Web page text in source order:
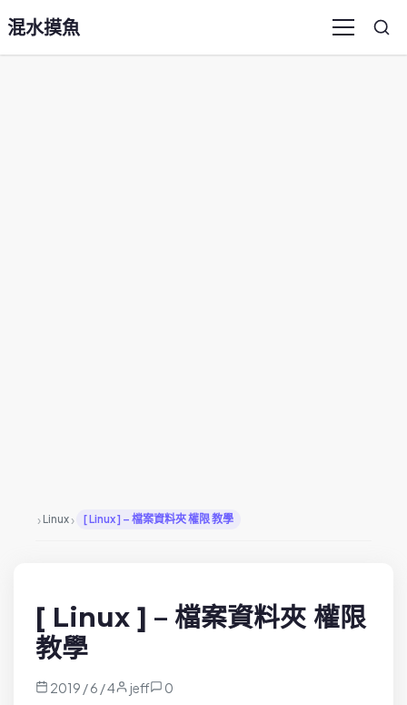
混水摸魚 Menu
›Linux › [ Linux ] – 檔案資料夾 權限 教學
[ Linux ] – 檔案資料夾 權限
教學
2019 / 6 / 4 jeff 0